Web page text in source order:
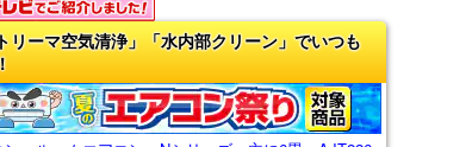
リーマ空気清浄」「水内部クリーン」でいつも